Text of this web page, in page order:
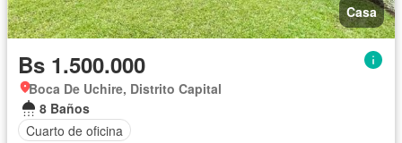
Casa
Bs 1.500.000
Boca De Uchire, Distrito Capital
8 Baños
Cuarto de oficina